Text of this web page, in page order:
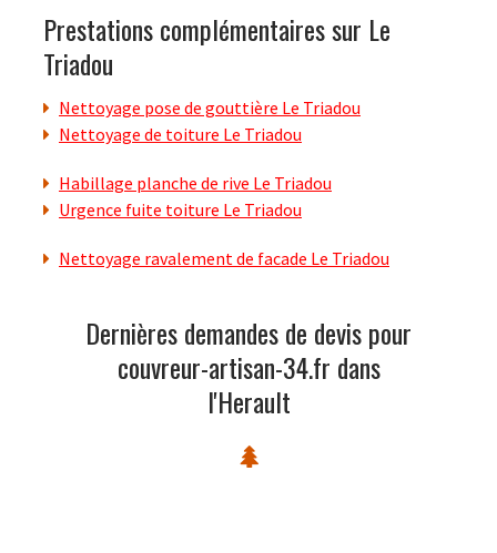
Prestations complémentaires sur Le
Triadou
Nettoyage pose de gouttière Le Triadou
Nettoyage de toiture Le Triadou
Habillage planche de rive Le Triadou
Urgence fuite toiture Le Triadou
Nettoyage ravalement de facade Le Triadou
Dernières demandes de devis pour
couvreur-artisan-34.fr dans
l'Herault